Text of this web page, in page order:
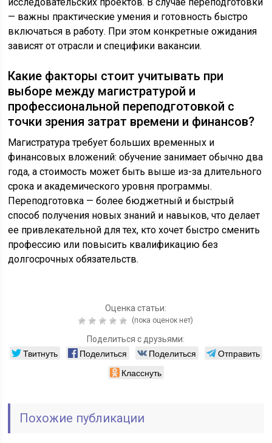
— важны практические умения и готовность быстро
включаться в работу. При этом конкретные ожидания
зависят от отрасли и специфики вакансии.
Какие факторы стоит учитывать при
выборе между магистратурой и
профессиональной переподготовкой с
точки зрения затрат времени и финансов?
Магистратура требует больших временных и
финансовых вложений: обучение занимает обычно два
года, а стоимость может быть выше из-за длительного
срока и академического уровня программы.
Переподготовка — более бюджетный и быстрый
способ получения новых знаний и навыков, что делает
ее привлекательной для тех, кто хочет быстро сменить
профессию или повысить квалификацию без
долгосрочных обязательств.
Оценка статьи:
(пока оценок нет)
Поделиться с друзьями:
Твитнуть Поделиться Поделиться
Отправить
Класснуть
Похожие публикации